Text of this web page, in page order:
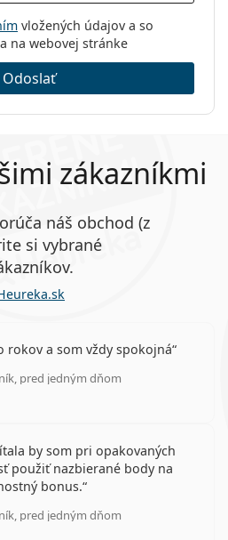
vložených údajov a so
na webovej stránke
Odoslať
zákazníkmi
náš obchod (z
si vybrané
rokov a som vždy spokojná
pred jedným dňom
hodnotenie 5 z 5
by som pri opakovaných
použiť nazbierané body na
bonus.
pred jedným dňom
hodnotenie 5 z 5